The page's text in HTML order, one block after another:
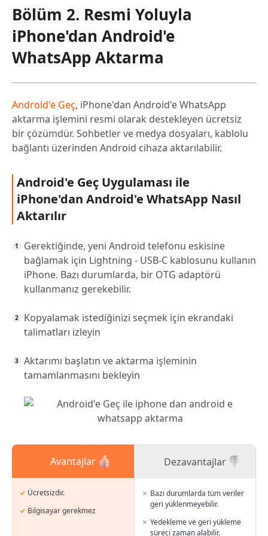
Bölüm 2. Resmi Yoluyla
iPhone'dan Android'e
WhatsApp Aktarma
Android'e Geç, iPhone'dan Android'e WhatsApp
aktarma işlemini resmi olarak destekleyen ücretsiz
bir çözümdür. Sohbetler ve medya dosyaları, kablolu
bağlantı üzerinden Android cihaza aktarılabilir.
Android'e Geç Uygulaması ile
iPhone'dan Android'e WhatsApp Nasıl
Aktarılır
Gerektiğinde, yeni Android telefonu eskisine
bağlamak için Lightning - USB-C kablosunu kullanın
iPhone. Bazı durumlarda, bir OTG adaptörü
kullanmanız gerekebilir.
Kopyalamak istediğinizi seçmek için ekrandaki
talimatları izleyin
Aktarımı başlatın ve aktarma işleminin
tamamlanmasını bekleyin
Avantajlar
Ücretsizdir.
Bilgisayar gerekmez
Dezavantajlar
Bazı durumlarda tüm veriler
geri yüklenmeyebilir.
Yedekleme ve geri yükleme
süreci zaman alabilir.